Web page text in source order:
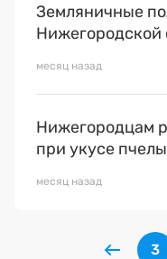
Земляничные
Нижегородской
месяц назад
Нижегородцам
при укусе пчелы
месяц назад
3